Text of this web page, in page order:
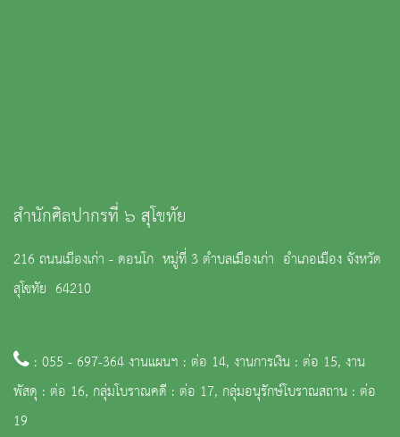
สำนักศิลปากรที่ ๖ สุโขทัย
216 ถนนเมืองเก่า - ดอนโก หมู่ที่ 3 ตำบลเมืองเก่า อำเภอเมือง จังหวัด
สุโขทัย 64210
: 055 - 697-364 งานแผนฯ : ต่อ 14, งานการเงิน : ต่อ 15, งาน
พัสดุ : ต่อ 16, กลุ่มโบราณคดี : ต่อ 17, กลุ่มอนุรักษ์โบราณสถาน : ต่อ
19